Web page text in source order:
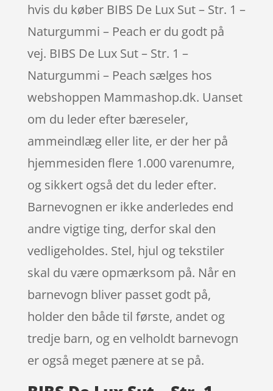
hvis du køber BIBS De Lux Sut – Str. 1 –
Naturgummi – Peach er du godt på
vej. BIBS De Lux Sut – Str. 1 –
Naturgummi – Peach sælges hos
webshoppen Mammashop.dk. Uanset
om du leder efter bæreseler,
ammeindlæg eller lite, er der her på
hjemmesiden flere 1.000 varenumre,
og sikkert også det du leder efter.
Barnevognen er ikke anderledes end
andre vigtige ting, derfor skal den
vedligeholdes. Stel, hjul og tekstiler
skal du være opmærksom på. Når en
barnevogn bliver passet godt på,
holder den både til første, andet og
tredje barn, og en velholdt barnevogn
er også meget pænere at se på.